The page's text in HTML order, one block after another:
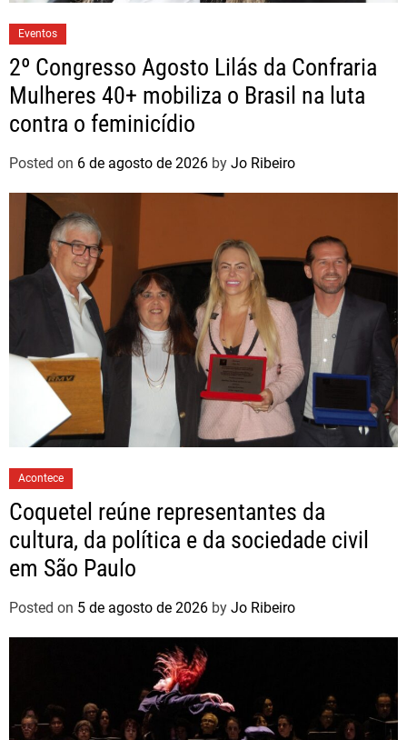
Eventos
2º Congresso Agosto Lilás da Confraria
Mulheres 40+ mobiliza o Brasil na luta
contra o feminicídio
Posted on 6 de agosto de 2026 by Jo Ribeiro
Acontece
Coquetel reúne representantes da
cultura, da política e da sociedade civil
em São Paulo
Posted on 5 de agosto de 2026 by Jo Ribeiro